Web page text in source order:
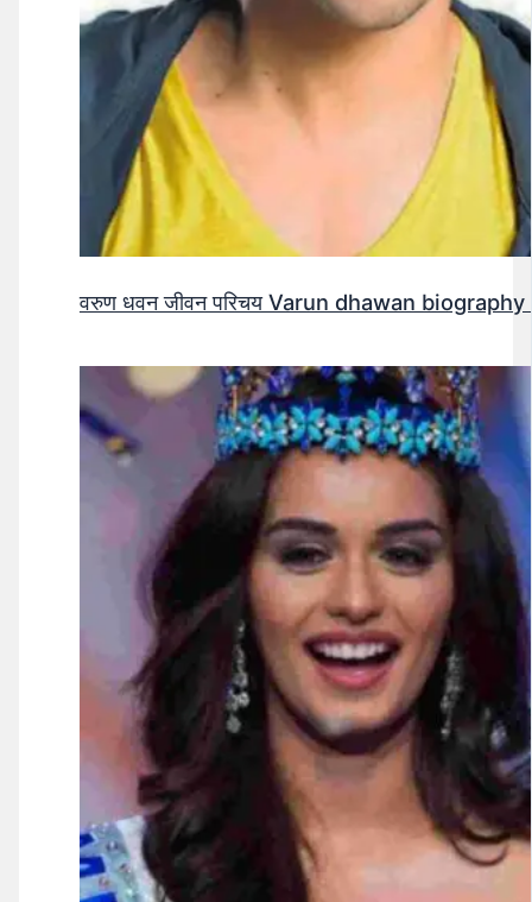
वरुण धवन जीवन परिचय Varun dhawan